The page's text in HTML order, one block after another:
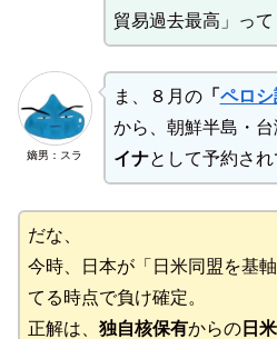
貿易過去最高」って
嫡男：スラ
ま、８月の「 ペロシ
から、朝鮮半島・台
イナとして予約され
だな、
今時、日本が「日米同盟を基
てる時点で負け確定。
正解は、 独自核保有からの 日